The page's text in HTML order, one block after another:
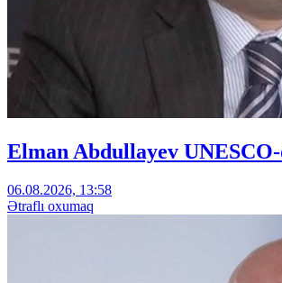
Elman Abdullayev
06.08.2026, 13:58
Ətraflı oxumaq